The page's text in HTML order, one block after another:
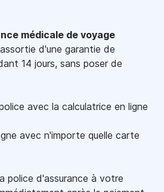
médicale de voyage
d'une garantie de
14 jours, sans poser de
avec la calculatrice en ligne
avec n'importe quelle carte
police d'assurance à votre